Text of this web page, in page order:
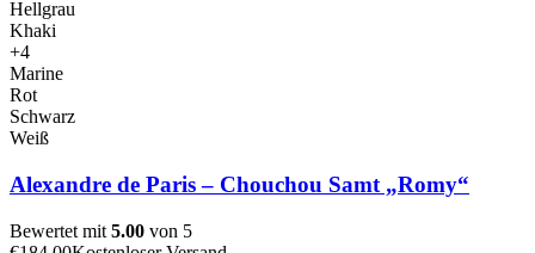
Hellgrau
Khaki
+4
Marine
Rot
Schwarz
Weiß
Alexandre de Paris – Chouchou Samt „Romy“
Bewertet mit 5.00 von 5